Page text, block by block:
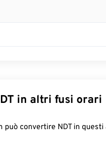
in altri fusi orari
può convertire NDT in